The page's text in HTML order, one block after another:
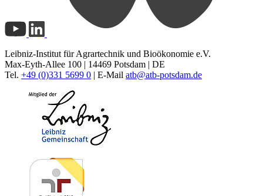
Leibniz-Institut für Agrartechnik und Bioökonomie e.V.
Max-Eyth-Allee 100 | 14469 Potsdam | DE
Tel. +49 (0)331 5699 0 | E-Mail atb@atb-potsdam.de